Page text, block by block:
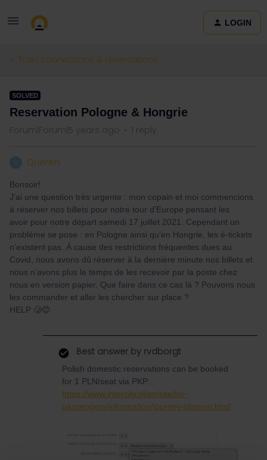
LOGIN
Train connections & reservations
SOLVED
Reservation Pologne & Hongrie
Forum|Forum|5 years ago 1 reply
Quentin
Bonsoir!
J’ai une question très urgente : mon copain et moi commencions
à réserver nos billets pour notre tour d’Europe pensant les
avoir pour notre départ samedi 17 juillet 2021. Cependant un
problème se pose : en Pologne ainsi qu’en Hongrie, les é-tickets
n’existent pas. Á cause des restrictions fréquentes dues au
Covid, nous avons dû réserver à la dernière minute nos billets et
nous n’avons plus le temps de les recevoir par la poste chez
nous en version papier. Que faire dans ce cas là ? Pouvons nous
les commander et aller les chercher sur place ?
HELP 🥲😊
Best answer by rvdborgt
Polish domestic reservations can be booked
for 1 PLN/seat via PKP:
https://www.intercity.pl/en/site/for-
passengers/information/journey-planner.html